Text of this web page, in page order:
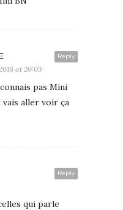
Reply
at 20:03
pas Mini
vais aller voir ça
Reply
qui parle